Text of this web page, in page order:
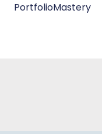
PortfolioMastery